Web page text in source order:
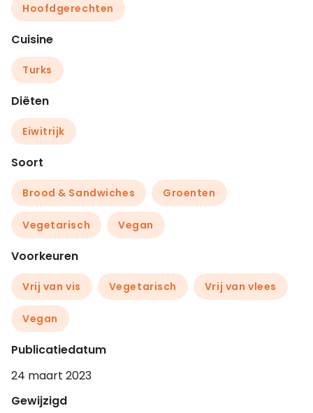
Hoofdgerechten
Cuisine
Turks
Diëten
Eiwitrijk
Soort
Brood & Sandwiches Groenten
Vegetarisch Vegan
Voorkeuren
Vrij van vis Vegetarisch Vrij van vlees
Vegan
Publicatiedatum
24 maart 2023
Gewijzigd